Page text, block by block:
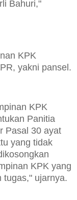
Bahuri,"
KPK
yakni pansel.
KPK
Panitia
Pasal 30 ayat
yang tidak
KPK yang
tugas," ujarnya.